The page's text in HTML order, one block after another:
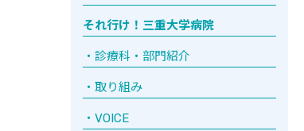
それ行け！三重大学病院
診療科・部門紹介
取り組み
VOICE